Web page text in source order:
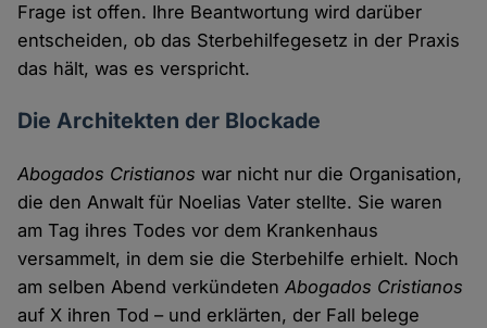
Frage ist offen. Ihre Beantwortung wird darüber
entscheiden, ob das Sterbehilfegesetz in der Praxis
das hält, was es verspricht.
Die Architekten der Blockade
Abogados Cristianos war nicht nur die Organisation,
die den Anwalt für Noelias Vater stellte. Sie waren
am Tag ihres Todes vor dem Krankenhaus
versammelt, in dem sie die Sterbehilfe erhielt. Noch
am selben Abend verkündetenAbogados Cristianos
auf X ihren Tod – und erklärten, der Fall belege